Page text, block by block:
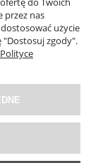
przez nas
użycie
"Dostosuj zgody".